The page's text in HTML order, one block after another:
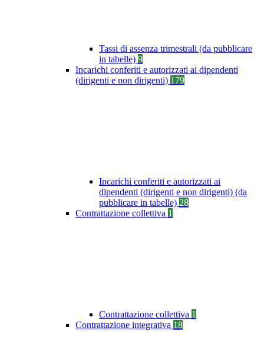
Tassi di assenza trimestrali (da pubblicare
in tabelle) 9
Incarichi conferiti e autorizzati ai dipendenti
(dirigenti e non dirigenti) 179
Incarichi conferiti e autorizzati ai
dipendenti (dirigenti e non dirigenti) (da
pubblicare in tabelle) 28
Contrattazione collettiva 1
Contrattazione collettiva 1
Contrattazione integrativa 18